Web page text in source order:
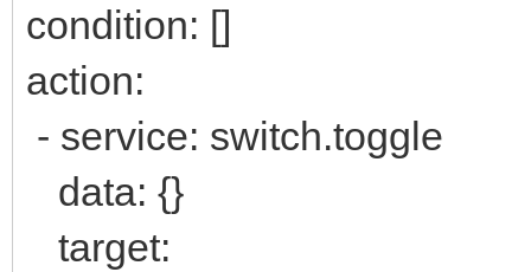
condition: []
action:
- service: switch.toggle
data: {}
target: